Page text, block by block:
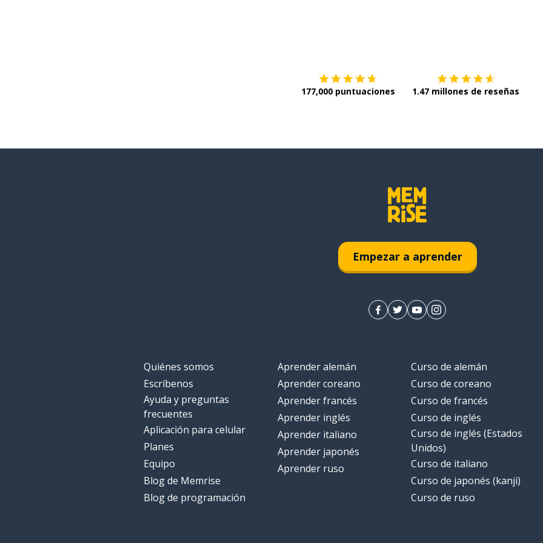
177,000 puntuaciones 1.47 millones de reseñas
Empezar a aprender
Quiénes somos
Escríbenos
Ayuda y preguntas
frecuentes
Aplicación para celular
Planes
Equipo
Blog de Memrise
Blog de programación
Aprender alemán
Aprender coreano
Aprender francés
Aprender inglés
Aprender italiano
Aprender japonés
Aprender ruso
Curso de alemán
Curso de coreano
Curso de francés
Curso de inglés
Curso de inglés (Estados
Unidos)
Curso de italiano
Curso de japonés (kanji)
Curso de ruso